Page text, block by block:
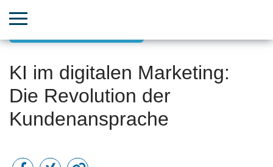
KI im digitalen Marketing:
Die Revolution der
Kundenansprache